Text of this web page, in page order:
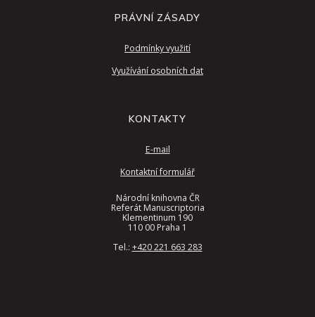
PRÁVNÍ ZÁSADY
Podmínky využití
Využívání osobních dat
KONTAKTY
E-mail
Kontaktní formulář
Národní knihovna ČR
Referát Manuscriptoria
Klementinum 190
110 00 Praha 1
Tel.: +420 221 663 283